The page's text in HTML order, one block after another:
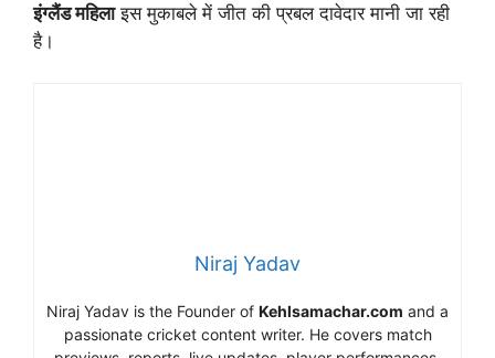
इंग्लैंड महिलाइस मुकाबले में जीत की प्रबल दावेदार मानी जा रही
है।
Niraj Yadav
Niraj Yadav is the Founder of Kehlsamachar.com and a
passionate cricket content writer. He covers match